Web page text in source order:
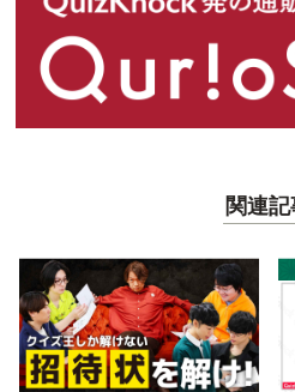
関連記